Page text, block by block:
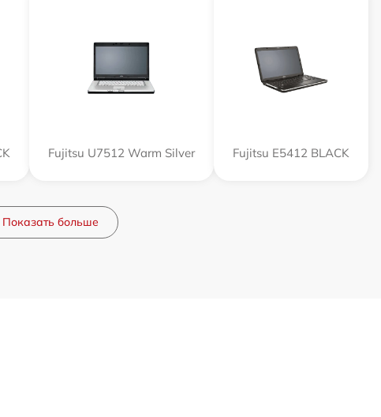
Fujitsu U7512 Warm Silver Fujitsu E5412 BLACK
Показать больше